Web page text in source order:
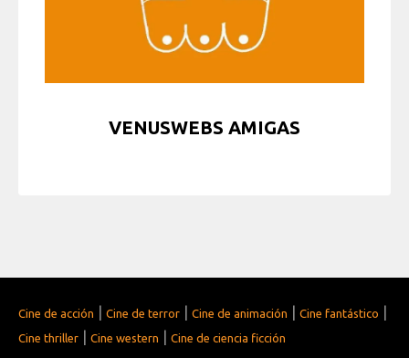
VENUSWEBS AMIGAS
Cine de acción | Cine de terror | Cine de animación | Cine fantástico |
Cine thriller | Cine western | Cine de ciencia ficción